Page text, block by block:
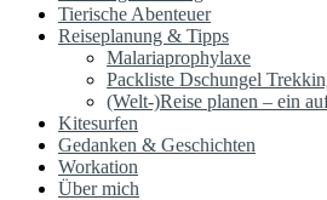
Tierische Abenteuer
Reiseplanung & Tipps
Malariaprophylaxe
Packliste Dschungel
(Welt-)Reise planen – ein
Kitesurfen
Gedanken & Geschichten
Workation
Über mich